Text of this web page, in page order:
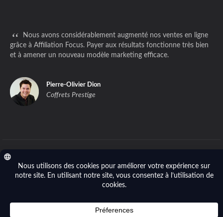
“
Nous avons considérablement augmenté nos ventes en ligne
grâce à Affiliation Focus. Payer aux résultats fonctionne très bien
et à amener un nouveau modèle marketing efficace.
Pierre-Olivier Dion
Coffrets Prestige
Politique de confidentialité
- © 2014-2026 Affiliation Focus (Focus River